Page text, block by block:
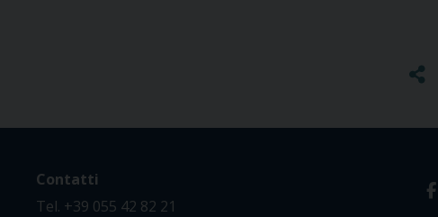
Contatti
Tel. +39 055 42 82 21